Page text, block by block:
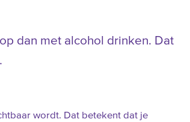
dan met alcohol drinken. Dat
wordt. Dat betekent dat je